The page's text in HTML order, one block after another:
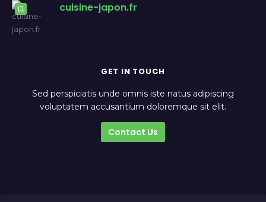
cuisine-japon.fr
GET IN TOUCH
Sed perspiciatis unde omnis iste natus adipiscing
voluptatem accusantium doloremque sit elit.
Contact Us